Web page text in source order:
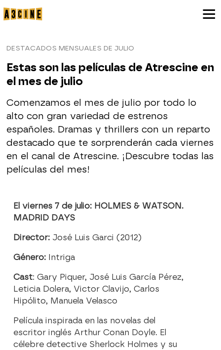
DESTACADOS MENSUALES DE JULIO
Estas son las películas de Atrescine en
el mes de julio
Comenzamos el mes de julio por todo lo
alto con gran variedad de estrenos
españoles. Dramas y thrillers con un reparto
destacado que te sorprenderán cada viernes
en el canal de Atrescine. ¡Descubre todas las
películas del mes!
El viernes 7 de julio: HOLMES & WATSON.
MADRID DAYS
Director: José Luis Garci (2012)
Género: Intriga
Cast: Gary Piquer, José Luis García Pérez,
Leticia Dolera, Victor Clavijo, Carlos
Hipólito, Manuela Velasco
Película inspirada en las novelas del
escritor inglés Arthur Conan Doyle. El
célebre detective Sherlock Holmes y su